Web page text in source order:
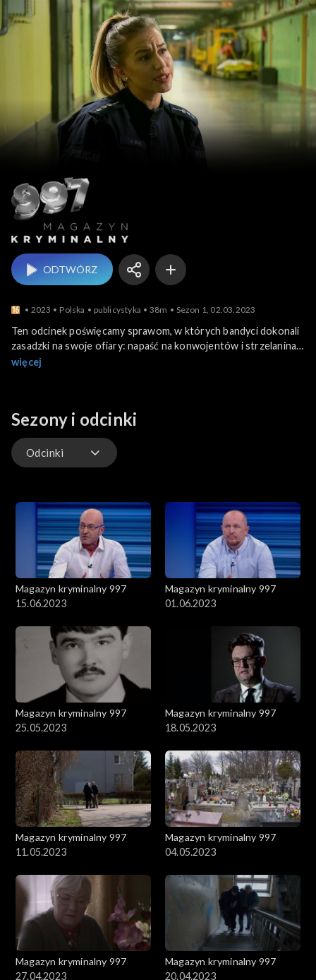
Magazyn kryminalny
ODTWÓRZ
2023 Polska publicystyka 38m Sezon 1, 02.03.2023
Ten odcinek poświęcamy sprawom, w których bandyci dokonali
zasadzki na swoje ofiary: napaść na konwojentów i strzelanina.
Zabójców do dziś nie schwytano; kobieta wracająca wieczorem
więcej
Sezony i odcinki
Odcinki
Magazyn kryminalny 997
15.06.2023
Magazyn kryminalny 997
01.06.2023
Magazyn kryminalny 997
25.05.2023
Magazyn kryminalny 997
18.05.2023
Magazyn kryminalny 997
11.05.2023
Magazyn kryminalny 997
04.05.2023
Magazyn kryminalny 997
27.04.2023
Magazyn kryminalny 997
20.04.2023